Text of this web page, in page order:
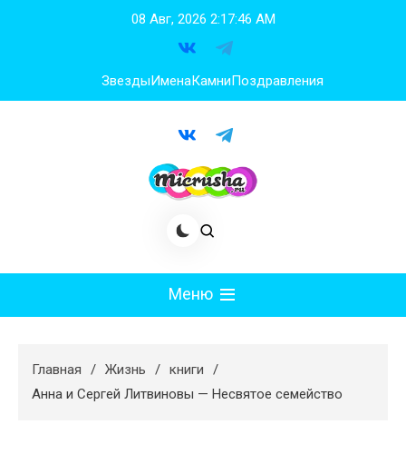
08 Авг, 2026 2:17:46 AM
ЗвездыИменаКамниПоздравления
Меню
Худеем
Главная Жизнь
книги
Анна и Сергей Литвиновы — Несвятое семейство